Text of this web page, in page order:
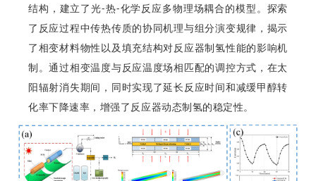
结构，建立了光-热-化学反应多物理场耦合的模型。探索
了反应过程中传热传质的协同机理与组分演变规律，揭示
了相变材料物性以及填充结构对反应器制氢性能的影响机
制。通过相变温度与反应温度场相匹配的调控方式，在太
阳辐射消失期间，同时实现了延长反应时间和减缓甲醇转
化率下降速率，增强了反应器动态制氢的稳定性。